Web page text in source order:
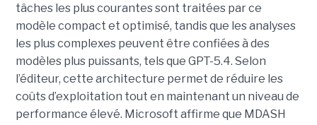
tâches les plus courantes sont traitées par ce
modèle compact et optimisé, tandis que les analyses
les plus complexes peuvent être confiées à des
modèles plus puissants, tels que GPT-5.4. Selon
l’éditeur, cette architecture permet de réduire les
coûts d’exploitation tout en maintenant un niveau de
performance élevé. Microsoft affirme que MDASH